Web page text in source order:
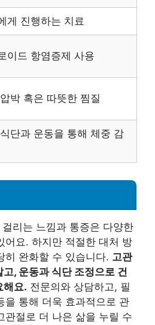
게 진행하는 치료
이드 항염증제 사용
박 혹은 따뜻한 찜질
단과 운동을 통해 체중 감
리는 느낌과 통증은 다양한
어요. 하지만 적절한 대처 방
히 완화할 수 있습니다. 고관
, 운동과 식단 조정으로 건
해요. 전문의와 상담하고, 필
을 통해 더욱 효과적으로 관
관절로 더 나은 삶을 누릴 수